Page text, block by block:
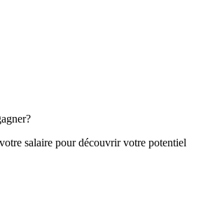
salaire pour découvrir votre potentiel